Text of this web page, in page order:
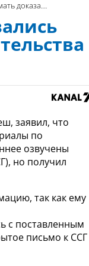
по МН17
заявил, что
по
озвучены
но получил
так как ему
с поставленным
письмо к ССГ